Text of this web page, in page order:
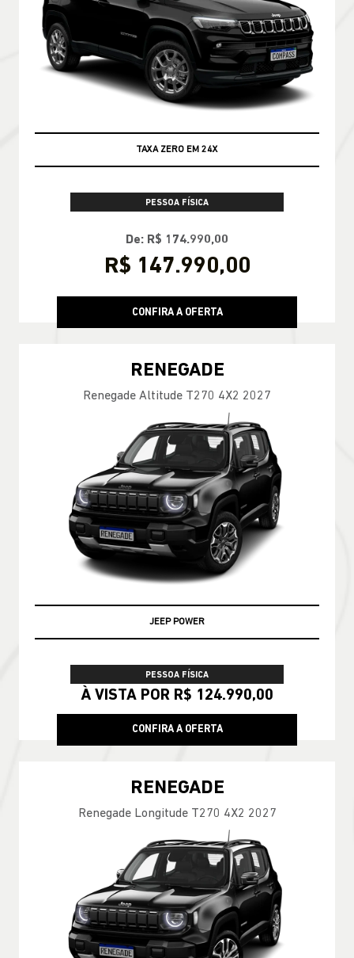
TAXA ZERO EM 24X
PESSOA FÍSICA
De: R$ 174.990,00
R$ 147.990,00
CONFIRA A OFERTA
RENEGADE
Renegade Altitude T270 4X2 2027
JEEP POWER
PESSOA FÍSICA
À VISTA POR R$ 124.990,00
CONFIRA A OFERTA
RENEGADE
Renegade Longitude T270 4X2 2027